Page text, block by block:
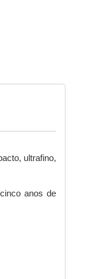
ultrafino,
anos de